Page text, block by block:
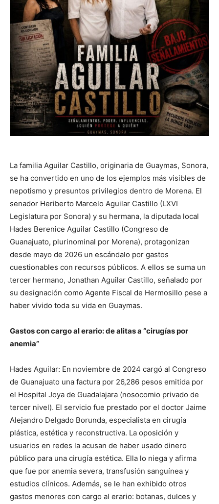
La familia Aguilar Castillo, originaria de Guaymas, Sonora,
se ha convertido en uno de los ejemplos más visibles de
nepotismo y presuntos privilegios dentro de Morena. El
senador Heriberto Marcelo Aguilar Castillo (LXVI
Legislatura por Sonora) y su hermana, la diputada local
Hades Berenice Aguilar Castillo (Congreso de
Guanajuato, plurinominal por Morena), protagonizan
desde mayo de 2026 un escándalo por gastos
cuestionables con recursos públicos. A ellos se suma un
tercer hermano, Jonathan Aguilar Castillo, señalado por
su designación como Agente Fiscal de Hermosillo pese a
haber vivido toda su vida en Guaymas.
Gastos con cargo al erario: de alitas a “cirugías por
anemia”
Hades Aguilar: En noviembre de 2024 cargó al Congreso
de Guanajuato una factura por 26,286 pesos emitida por
el Hospital Joya de Guadalajara (nosocomio privado de
tercer nivel). El servicio fue prestado por el doctor Jaime
Alejandro Delgado Borunda, especialista en cirugía
plástica, estética y reconstructiva. La oposición y
usuarios en redes la acusan de haber usado dinero
público para una cirugía estética. Ella lo niega y afirma
que fue por anemia severa, transfusión sanguínea y
estudios clínicos. Además, se le han exhibido otros
gastos menores con cargo al erario: botanas, dulces y